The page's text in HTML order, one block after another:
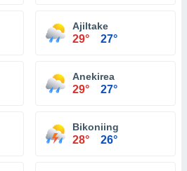
Ajiltake
29° 27°
Anekirea
29° 27°
Bikoniing
28° 26°